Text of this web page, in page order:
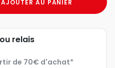
AJOUTER AU PANIER
relais
de 70€ d'achat*